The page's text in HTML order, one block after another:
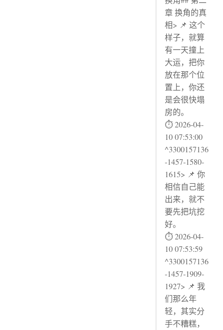
章 换角的真
相> 📌 这个
样子，就算
有一天撞上
大运，把你
放在那个位
置上，你还
是会很快塌
房的。
⏱ 2026-04-
10 07:53:00
^3300157136
-1457-1580-
1615> 📌 你
相信自己能
出来，就不
要先把坑挖
好。
⏱ 2026-04-
10 07:53:59
^3300157136
-1457-1909-
1927> 📌 我
们那么年
轻，其实分
手不糟糕，